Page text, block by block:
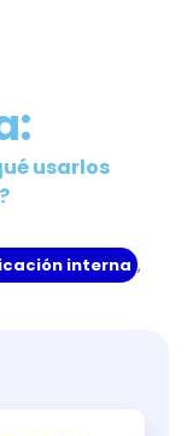
usarlos
interna ,